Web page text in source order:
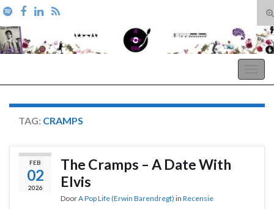
Search for:
TAG: CRAMPS
FEB
02
2026
The Cramps – A Date With
Elvis
DoorA Pop Life (Erwin Barendregt) in Recensie